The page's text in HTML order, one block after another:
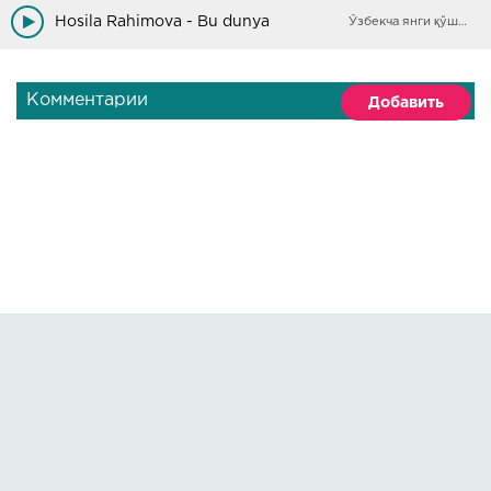
Hosila Rahimova - Bu dunya Ўзбекча янги қўшиқлар
Комментарии Добавить